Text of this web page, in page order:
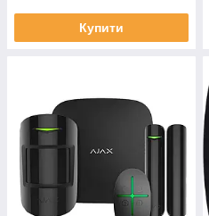
Купити